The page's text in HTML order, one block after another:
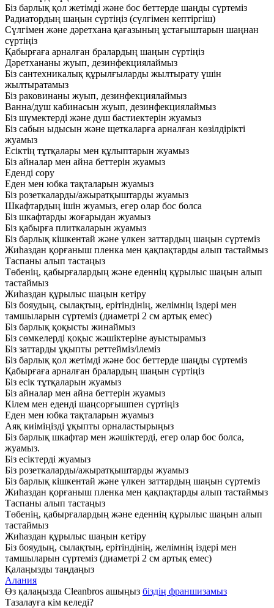
Біз барлық қол жетімді және бос беттерде шаңды сүртеміз
Радиатордың шаңын сүртіңіз (сүлгімен кептіргіш)
Сүлгімен және дәретхана қағазының ұстағыштарын шаңнан
сүртіңіз
Қабырғаға арналған бралардың шаңын сүртіңіз
Дәретхананы жуып, дезинфекциялаймыз
Біз сантехникалық құрылғыларды жылтырату үшін
жылтыратамыз
Біз раковинаны жуып, дезинфекциялаймыз
Ванна/душ кабинасын жуып, дезинфекциялаймыз
Біз шүмектерді және душ бастиектерін жуамыз
Біз сабын ыдысын және щеткаларға арналған көзілдірікті
жуамыз
Есіктің тұтқалары мен құлыптарын жуамыз
Біз айналар мен айна беттерін жуамыз
Еденді сору
Еден мен юбка тақталарын жуамыз
Біз розеткаларды/ажыратқыштарды жуамыз
Шкафтардың ішін жуамыз, егер олар бос болса
Біз шкафтарды жоғарыдан жуамыз
Біз қабырға плиткаларын жуамыз
Біз барлық кішкентай және үлкен заттардың шаңын сүртеміз
Жиһаздан қорғаныш пленка мен қақпақтарды алып тастаймыз
Таспаны алып тастаңыз
Төбенің, қабырғалардың және еденнің құрылыс шаңын алып
тастаймыз
Жиһаздан құрылыс шаңын кетіру
Біз бояудың, сылақтың, ерітіндінің, желімнің іздері мен
тамшыларын сүртеміз (диаметрі 2 см артық емес)
Біз барлық қоқысты жинаймыз
Біз сөмкелерді қоқыс жәшіктеріне ауыстырамыз
Біз заттарды ұқыпты реттейміз/ілеміз
Біз барлық қол жетімді және бос беттерде шаңды сүртеміз
Қабырғаға арналған бралардың шаңын сүртіңіз
Біз есік тұтқаларын жуамыз
Біз айналар мен айна беттерін жуамыз
Кілем мен еденді шаңсорғышпен сүртіңіз
Еден мен юбка тақталарын жуамыз
Аяқ киіміңізді ұқыпты орналастырыңыз
Біз барлық шкафтар мен жәшіктерді, егер олар бос болса,
жуамыз.
Біз есіктерді жуамыз
Біз розеткаларды/ажыратқыштарды жуамыз
Біз барлық кішкентай және үлкен заттардың шаңын сүртеміз
Жиһаздан қорғаныш пленка мен қақпақтарды алып тастаймыз
Таспаны алып тастаңыз
Төбенің, қабырғалардың және еденнің құрылыс шаңын алып
тастаймыз
Жиһаздан құрылыс шаңын кетіру
Біз бояудың, сылақтың, ерітіндінің, желімнің іздері мен
тамшыларын сүртеміз (диаметрі 2 см артық емес)
Қалаңызды таңдаңыз
Алания
Өз қалаңызда Cleanbros ашыңыз біздің франшизамыз
Тазалауға кім келеді?